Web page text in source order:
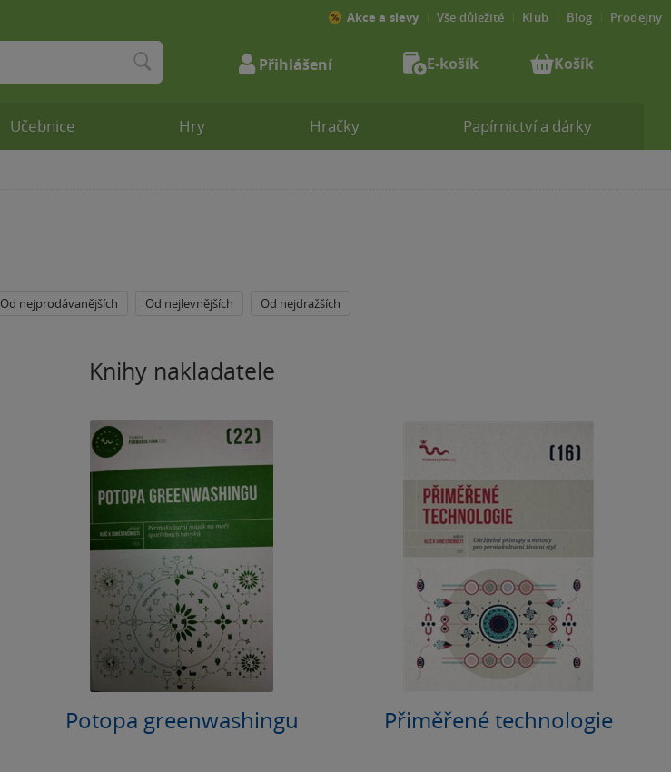
Od nejprodávanějších Od nejlevnějších Od nejdražších
Knihy nakladatele
Potopa greenwashingu Přiměřené technologie
Učebnice Hry Hračky Papírnictví a dárky
Akce a slevy Vše důležité Klub Blog Prodejny
Přihlášení E-košík Košík